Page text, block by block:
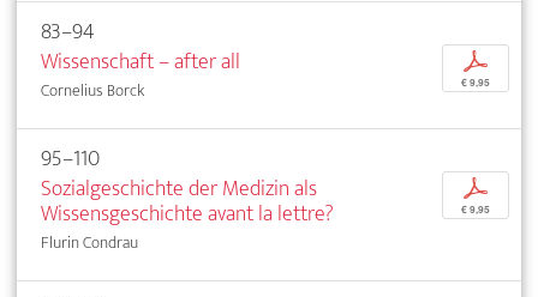
83–94
Wissenschaft – after all
Cornelius Borck
p
€ 9,95
95–110
Sozialgeschichte der Medizin als
Wissensgeschichte avant la lettre?
Flurin Condrau
p
€ 9,95